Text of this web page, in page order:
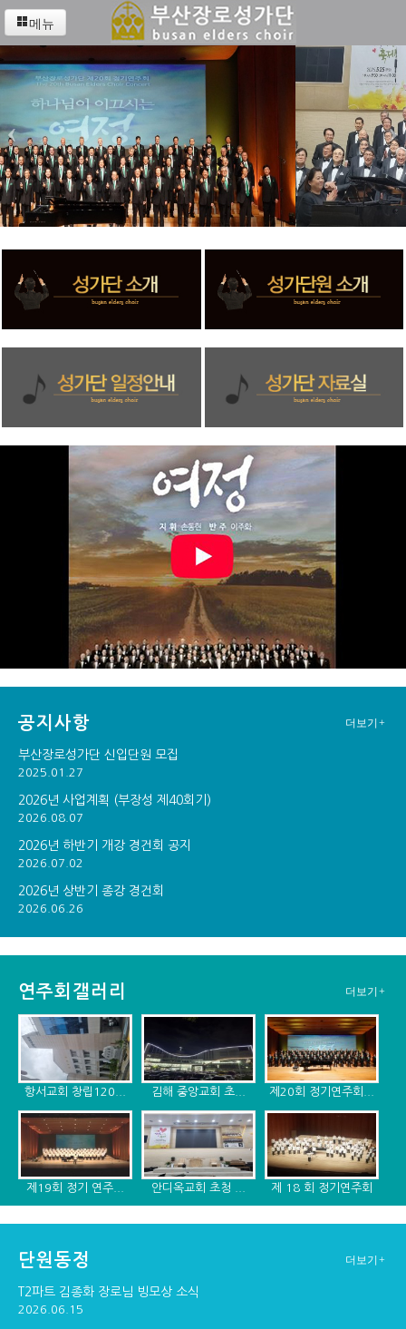
메뉴
‹ ›
공지사항 더보기+
부산장로성가단 신입단원 모집
2025.01.27
2026년 사업계획 (부장성 제40회기)
2026.08.07
2026년 하반기 개강 경건회 공지
2026.07.02
2026년 상반기 종강 경건회
2026.06.26
연주회갤러리 더보기+
항서교회 창립120... 김해 중앙교회 초... 제20회 정기연주회...
제19회 정기 연주... 안디옥교회 초청 ... 제 18 회 정기연주회
구포교회 연주 창단30주년기념 순...
단원동정 더보기+
T2파트 김종화 장로님 빙모상 소식
2026.06.15